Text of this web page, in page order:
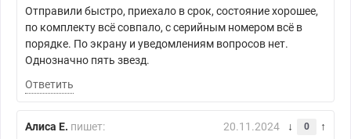
Отправили быстро, приехало в срок, состояние хорошее,
по комплекту всё совпало, с серийным номером всё в
порядке. По экрану и уведомлениям вопросов нет.
Однозначно пять звезд.
Ответить
Алиса Е. пишет: 20.11.2024 0